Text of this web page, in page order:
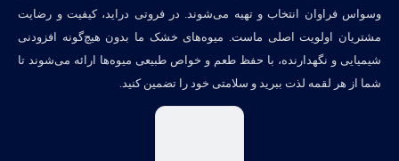
وسواس فراوان انتخاب و تهیه می‌شوند. در فروتی دراید، کیفیت و رضایت
مشتریان اولویت اصلی ماست. میوه‌های خشک ما بدون هیچ‌گونه افزودنی
شیمیایی و نگهدارنده، با حفظ طعم و خواص طبیعی میوه‌ها ارائه می‌شوند تا
شما از هر لقمه لذت ببرید و سلامتی خود را تضمین کنید.